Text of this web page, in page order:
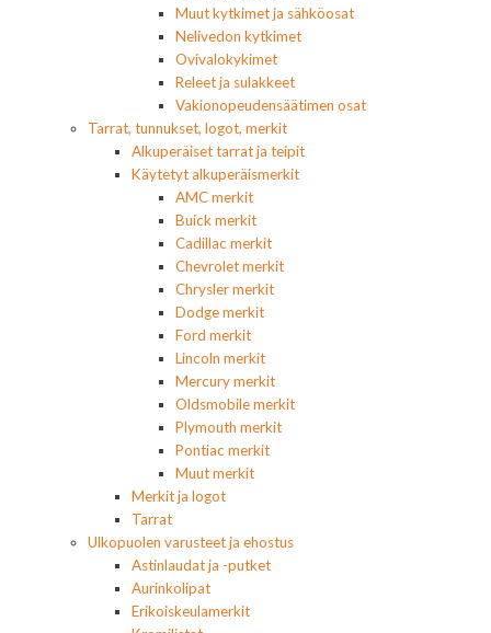
Muut kytkimet ja sähköosat
Nelivedon kytkimet
Ovivalokykimet
Releet ja sulakkeet
Vakionopeudensäätimen osat
Tarrat, tunnukset, logot, merkit
Alkuperäiset tarrat ja teipit
Käytetyt alkuperäismerkit
AMC merkit
Buick merkit
Cadillac merkit
Chevrolet merkit
Chrysler merkit
Dodge merkit
Ford merkit
Lincoln merkit
Mercury merkit
Oldsmobile merkit
Plymouth merkit
Pontiac merkit
Muut merkit
Merkit ja logot
Tarrat
Ulkopuolen varusteet ja ehostus
Astinlaudat ja -putket
Aurinkolipat
Erikoiskeulamerkit